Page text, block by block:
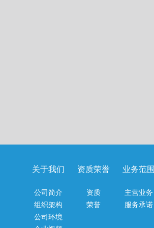
关于我们
公司简介
组织架构
公司环境
资质荣誉
资质
荣誉
业务范围
主营业务
服务承诺